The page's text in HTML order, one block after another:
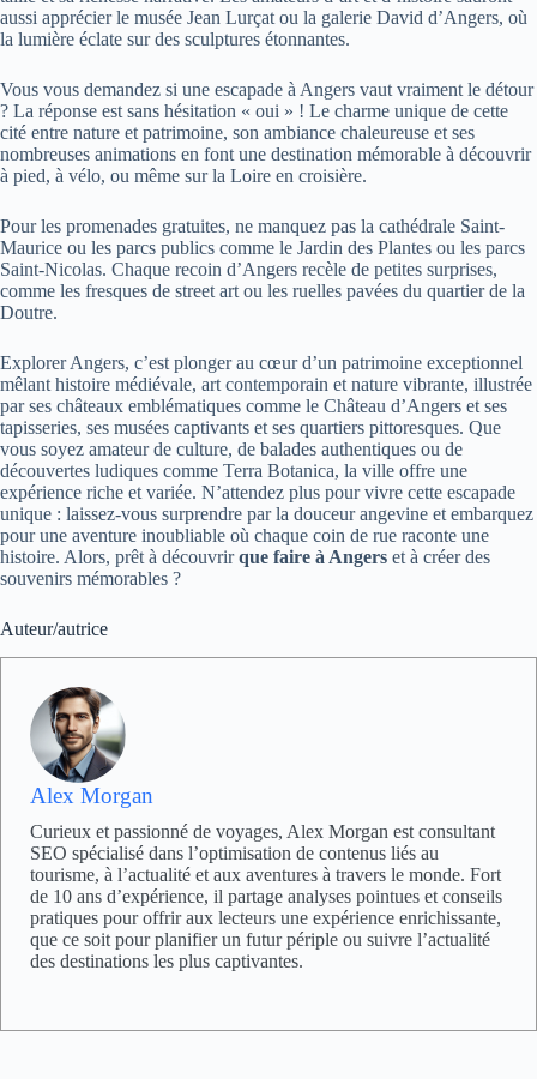
aussi apprécier le musée Jean Lurçat ou la galerie David d’Angers, où
la lumière éclate sur des sculptures étonnantes.
Vous vous demandez si une escapade à Angers vaut vraiment le détour
? La réponse est sans hésitation « oui » ! Le charme unique de cette
cité entre nature et patrimoine, son ambiance chaleureuse et ses
nombreuses animations en font une destination mémorable à découvrir
à pied, à vélo, ou même sur la Loire en croisière.
Pour les promenades gratuites, ne manquez pas la cathédrale Saint-
Maurice ou les parcs publics comme le Jardin des Plantes ou les parcs
Saint-Nicolas. Chaque recoin d’Angers recèle de petites surprises,
comme les fresques de street art ou les ruelles pavées du quartier de la
Doutre.
Explorer Angers, c’est plonger au cœur d’un patrimoine exceptionnel
mêlant histoire médiévale, art contemporain et nature vibrante, illustrée
par ses châteaux emblématiques comme le Château d’Angers et ses
tapisseries, ses musées captivants et ses quartiers pittoresques. Que
vous soyez amateur de culture, de balades authentiques ou de
découvertes ludiques comme Terra Botanica, la ville offre une
expérience riche et variée. N’attendez plus pour vivre cette escapade
unique : laissez-vous surprendre par la douceur angevine et embarquez
pour une aventure inoubliable où chaque coin de rue raconte une
histoire. Alors, prêt à découvrirque faire à Angers et à créer des
souvenirs mémorables ?
Auteur/autrice
Alex Morgan
Curieux et passionné de voyages, Alex Morgan est consultant
SEO spécialisé dans l’optimisation de contenus liés au
tourisme, à l’actualité et aux aventures à travers le monde. Fort
de 10 ans d’expérience, il partage analyses pointues et conseils
pratiques pour offrir aux lecteurs une expérience enrichissante,
que ce soit pour planifier un futur périple ou suivre l’actualité
des destinations les plus captivantes.